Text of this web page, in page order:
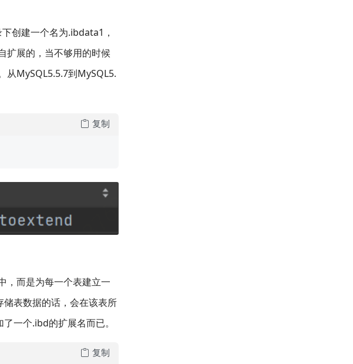
创建一个名为.ibdata1，
扩展的，当不够用的时候
从MySQL5.5.7到MySQL5.
复制
，而是为每一个表建立一
表数据的话，会在该表所
一个.ibd的扩展名而已。
复制